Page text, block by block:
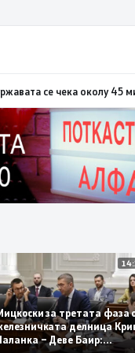
Портокалова фаза утре,
Мицкоски за третата
железничката делница
Паланка – Деве Баир: